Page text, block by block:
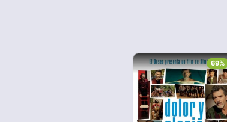
69%